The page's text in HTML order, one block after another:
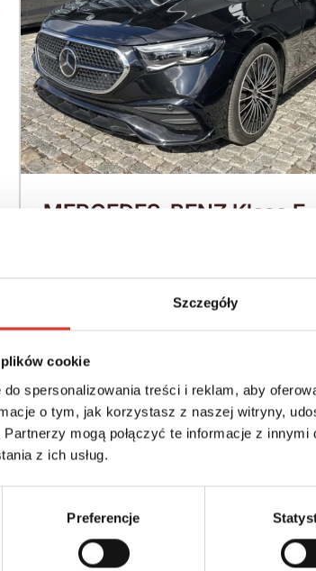
Szczegóły
cookie
spersonalizowania treści i reklam, aby
o tym, jak korzystasz z naszej witryny,
mogą połączyć te informacje z
z ich usług.
Preferencje
MERCEDES-BENZ Klasa E
Napęd:
Skrzynia:
Paliwo:
Diesel
Moc (KM):
220
Leasing netto od:
3 812 zł
4 689 zł brutto / msc.
300